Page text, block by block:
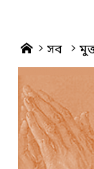
Home
সব